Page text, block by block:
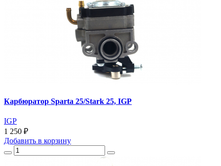
Карбюратор Sparta 25/Stark 25, IGP
IGP
1 250 ₽
Добавить в корзину